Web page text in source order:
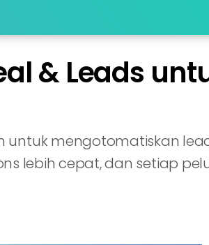
& Leads
untuk mengotomatiskan
lebih cepat, dan setiap